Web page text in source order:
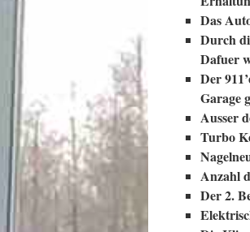
Das
Durch
Dafuer
Der
Garage
Ausser
Turbo
Anzahl
Der 2.